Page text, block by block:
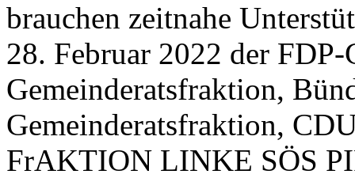
brauchen zeitnahe
28. Februar 2022 der
Gemeinderatsfraktion,
Gemeinderatsfraktion,
FrAKTION LINKE SÖS